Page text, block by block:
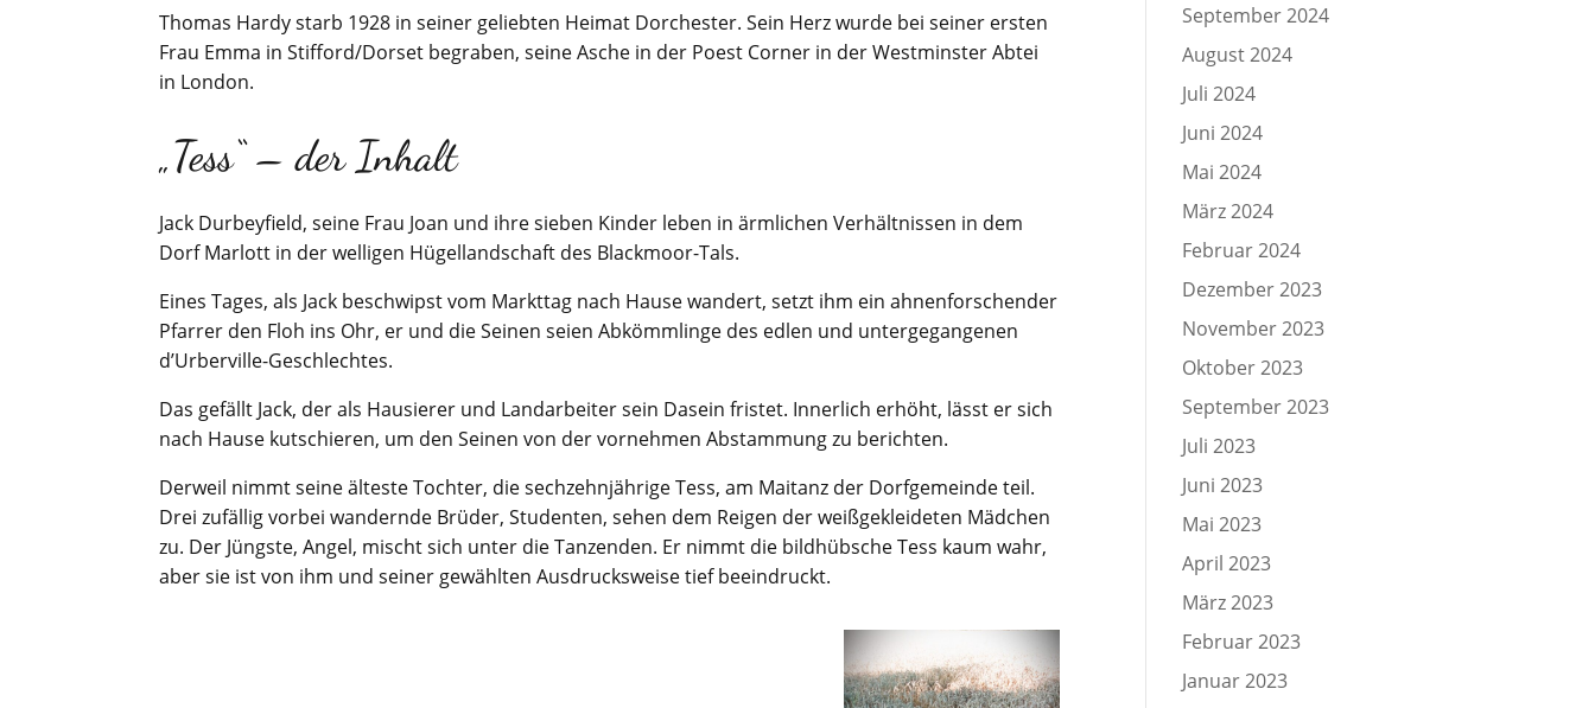
Thomas Hardy starb 1928 in seiner geliebten Heimat Dorchester. Sein Herz wurde bei seiner ersten
Frau Emma in Stifford/Dorset begraben, seine Asche in der Poest Corner in der Westminster Abtei
in London.
„Tess“ – der Inhalt
Jack Durbeyfield, seine Frau Joan und ihre sieben Kinder leben in ärmlichen Verhältnissen in dem
Dorf Marlott in der welligen Hügellandschaft des Blackmoor-Tals.
Eines Tages, als Jack beschwipst vom Markttag nach Hause wandert, setzt ihm ein ahnenforschender
Pfarrer den Floh ins Ohr, er und die Seinen seien Abkömmlinge des edlen und untergegangenen
d’Urberville-Geschlechtes.
Das gefällt Jack, der als Hausierer und Landarbeiter sein Dasein fristet. Innerlich erhöht, lässt er sich
nach Hause kutschieren, um den Seinen von der vornehmen Abstammung zu berichten.
Derweil nimmt seine älteste Tochter, die sechzehnjährige Tess, am Maitanz der Dorfgemeinde teil.
Drei zufällig vorbei wandernde Brüder, Studenten, sehen dem Reigen der weißgekleideten Mädchen
zu. Der Jüngste, Angel, mischt sich unter die Tanzenden. Er nimmt die bildhübsche Tess kaum wahr,
aber sie ist von ihm und seiner gewählten Ausdrucksweise tief beeindruckt.
September 2024
August 2024
Juli 2024
Juni 2024
Mai 2024
März 2024
Februar 2024
Dezember 2023
November 2023
Oktober 2023
September 2023
Juli 2023
Juni 2023
Mai 2023
April 2023
März 2023
Februar 2023
Januar 2023